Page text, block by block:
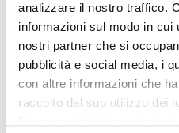
analizzare il nostro traffico.
informazioni sul modo in
nostri partner che si
pubblicità e social media, i
con altre informazioni che
raccolto dal suo utilizzo dei
Assistenza
Hai bisogno di assistenza
un’email con la tua
d’ordine per cui richiedi